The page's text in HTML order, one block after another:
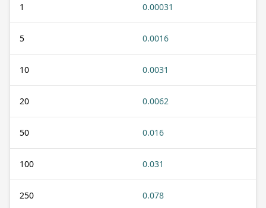
1 0.00031
5 0.0016
10 0.0031
20 0.0062
50 0.016
100 0.031
250 0.078